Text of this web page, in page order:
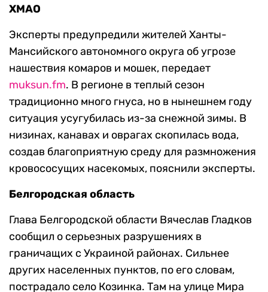
ХМАО
Эксперты предупредили жителей Ханты-
Мансийского автономного округа об угрозе
нашествия комаров и мошек, передает
muksun.fm. В регионе в теплый сезон
традиционно много гнуса, но в нынешнем году
ситуация усугубилась из-за снежной зимы. В
низинах, канавах и оврагах скопилась вода,
создав благоприятную среду для размножения
кровососущих насекомых, пояснили эксперты.
Белгородская область
Глава Белгородской области Вячеслав Гладков
сообщил о серьезных разрушениях в
граничащих с Украиной районах. Сильнее
других населенных пунктов, по его словам,
пострадало село Козинка. Там на улице Мира